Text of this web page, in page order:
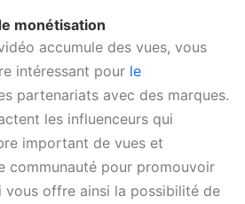
monétisation
accumule des vues, vous
intéressant pour le
partenariats avec des marques.
les influenceurs qui
important de vues et
communauté pour promouvoir
vous offre ainsi la possibilité de